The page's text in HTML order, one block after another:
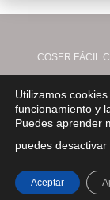
COSER FÁCIL
VÍDEOS
Utilizamos
funcionamiento y
Puedes aprender
puedes desactivar
Aceptar